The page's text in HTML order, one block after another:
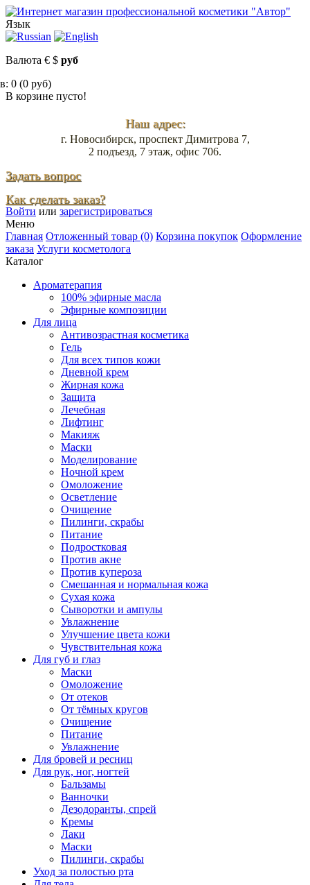
Язык
Валюта € $ руб
0 (0 руб)
В корзине пусто!
Наш адрес:
г. Новосибирск, проспект Димитрова 7,
2 подъезд, 7 этаж, офис 706.
Задать вопрос
Как сделать заказ?
Войти или зарегистрироваться
Меню
Главная Отложенный товар (0) Корзина покупок Оформление
заказа Услуги косметолога
Каталог
Ароматерапия
100% эфирные масла
Эфирные композиции
Для лица
Антивозрастная косметика
Гель
Для всех типов кожи
Дневной крем
Жирная кожа
Защита
Лечебная
Лифтинг
Макияж
Маски
Моделирование
Ночной крем
Омоложение
Осветление
Очищение
Пилинги, скрабы
Питание
Подростковая
Против акне
Против купероза
Смешанная и нормальная кожа
Сухая кожа
Сыворотки и ампулы
Увлажнение
Улучшение цвета кожи
Чувствительная кожа
Для губ и глаз
Маски
Омоложение
От отеков
От тёмных кругов
Очищение
Питание
Увлажнение
Для бровей и ресниц
Для рук, ног, ногтей
Бальзамы
Ванночки
Дезодоранты, спрей
Кремы
Лаки
Маски
Пилинги, скрабы
Уход за полостью рта